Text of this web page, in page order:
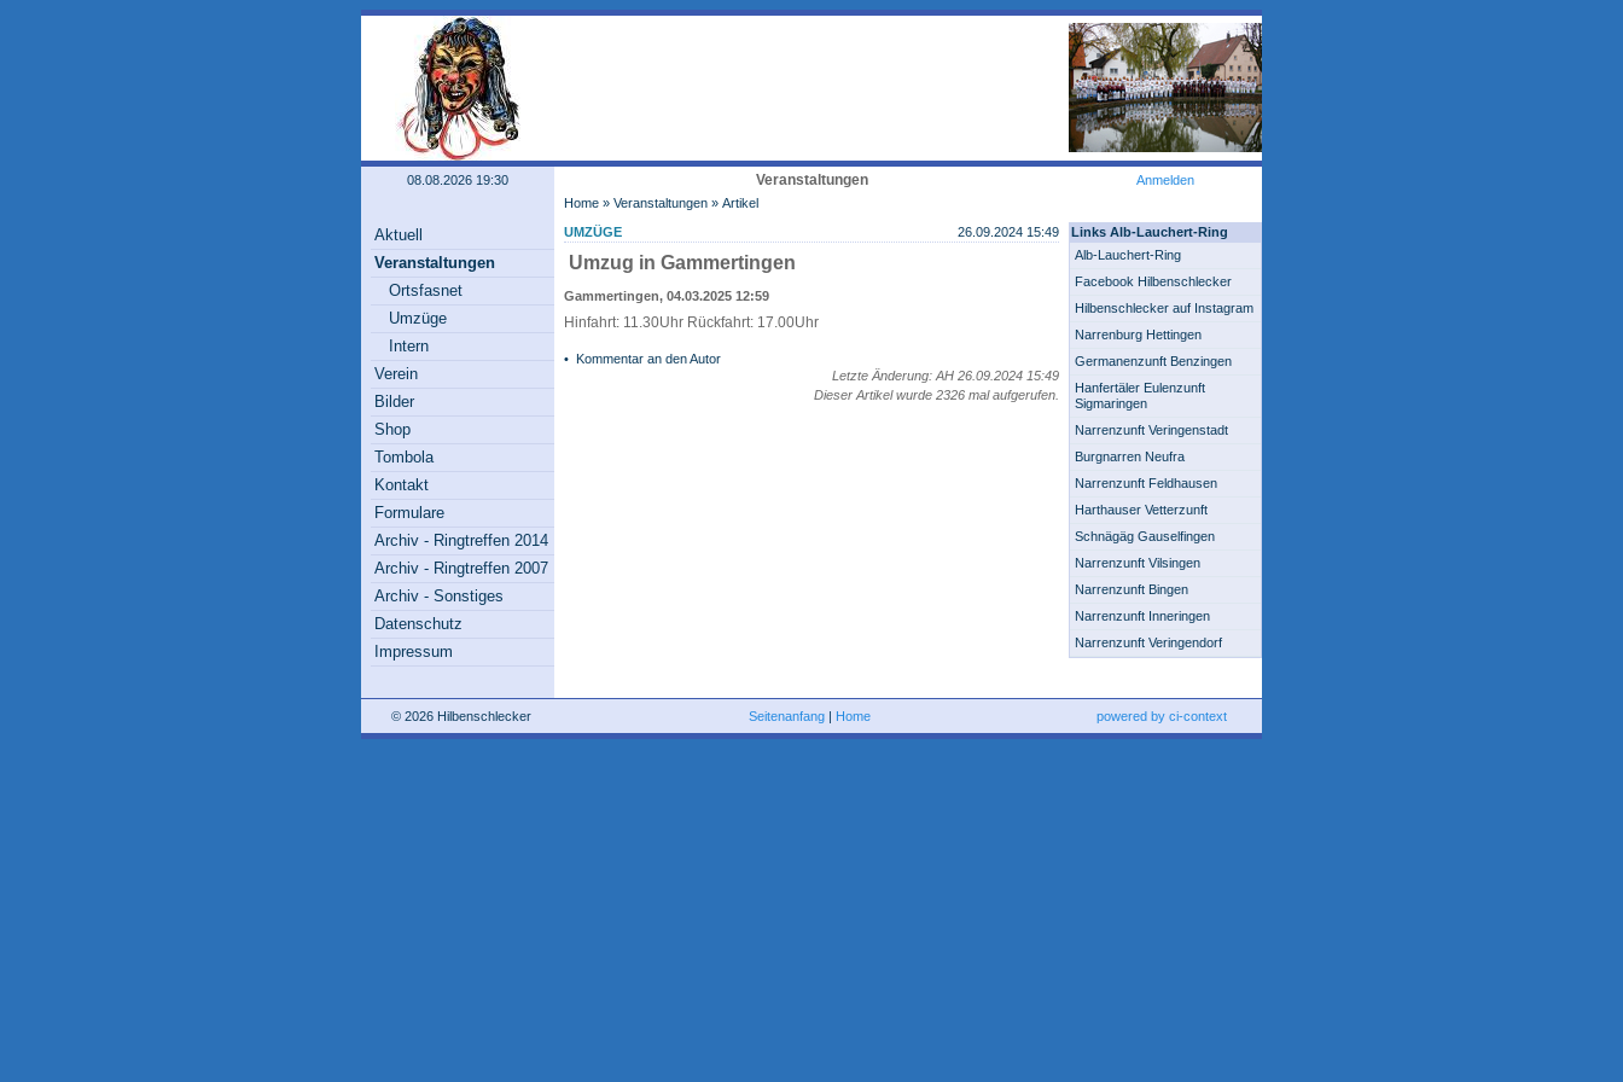
08.08.2026 19:30 Veranstaltungen Anmelden
Aktuell
Veranstaltungen
Ortsfasnet
Umzüge
Intern
Verein
Bilder
Shop
Tombola
Kontakt
Formulare
Archiv - Ringtreffen 2014
Archiv - Ringtreffen 2007
Archiv - Sonstiges
Datenschutz
Impressum
Home » Veranstaltungen » Artikel
UMZÜGE
26.09.2024 15:49
Umzug in Gammertingen
Gammertingen, 04.03.2025 12:59
Hinfahrt: 11.30Uhr Rückfahrt: 17.00Uhr
• Kommentar an den Autor
Letzte Änderung: AH 26.09.2024 15:49
Dieser Artikel wurde 2326 mal aufgerufen.
Links Alb-Lauchert-Ring
Alb-Lauchert-Ring
Facebook Hilbenschlecker
Hilbenschlecker auf Instagram
Narrenburg Hettingen
Germanenzunft Benzingen
Hanfertäler Eulenzunft
Sigmaringen
Narrenzunft Veringenstadt
Burgnarren Neufra
Narrenzunft Feldhausen
Harthauser Vetterzunft
Schnägäg Gauselfingen
Narrenzunft Vilsingen
Narrenzunft Bingen
Narrenzunft Inneringen
Narrenzunft Veringendorf
© 2026 Hilbenschlecker Seitenanfang | Home powered by ci-context